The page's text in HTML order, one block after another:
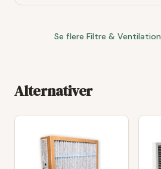
Se flere Filtre & Ventilation
Alternativer